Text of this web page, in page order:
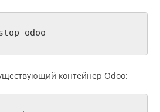
odoo
контейнер Odoo: